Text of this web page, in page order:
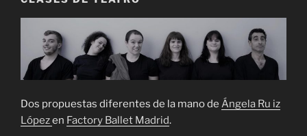
Dos propuestas diferentes de la mano de Ángela Ru iz
Lópezen Factory Ballet Madrid.